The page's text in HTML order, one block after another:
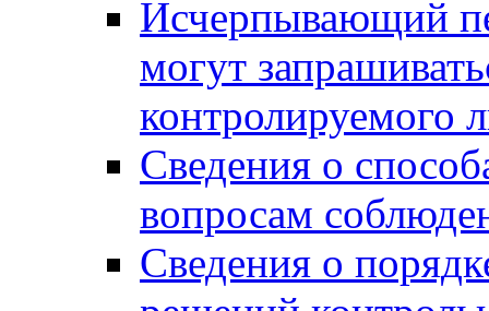
Исчерпывающий
могут
контролируемого
Сведения о
вопросам
Сведения о